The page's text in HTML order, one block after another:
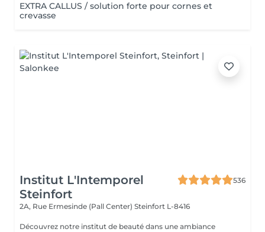
EXTRA CALLUS / solution forte pour cornes et
crevasse
Institut L'Intemporel
Steinfort
536
2A, Rue Ermesinde (Pall Center) Steinfort L-8416
Découvrez notre institut de beauté dans une ambiance